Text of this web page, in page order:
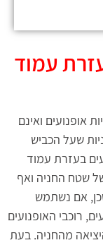
עמוד
אופנועים ואינם
שעל הכביש
בעזרת עמוד
של שטח החניה ואף
אם נשתמש
רוכבי האופנועים
מהחניה. בעת